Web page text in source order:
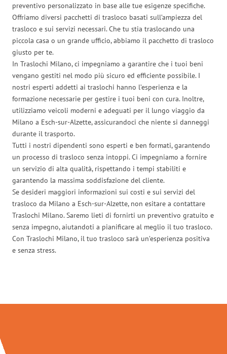
preventivo personalizzato in base alle tue esigenze specifiche.
Offriamo diversi pacchetti di trasloco basati sull’ampiezza del
trasloco e sui servizi necessari. Che tu stia traslocando una
piccola casa o un grande ufficio, abbiamo il pacchetto di trasloco
giusto per te.
In Traslochi Milano, ci impegniamo a garantire che i tuoi beni
vengano gestiti nel modo più sicuro ed efficiente possibile. I
nostri esperti addetti ai traslochi hanno l’esperienza e la
formazione necessarie per gestire i tuoi beni con cura. Inoltre,
utilizziamo veicoli moderni e adeguati per il lungo viaggio da
Milano a Esch-sur-Alzette, assicurandoci che niente si danneggi
durante il trasporto.
Tutti i nostri dipendenti sono esperti e ben formati, garantendo
un processo di trasloco senza intoppi. Ci impegniamo a fornire
un servizio di alta qualità, rispettando i tempi stabiliti e
garantendo la massima soddisfazione del cliente.
Se desideri maggiori informazioni sui costi e sui servizi del
trasloco da Milano a Esch-sur-Alzette, non esitare a contattare
Traslochi Milano. Saremo lieti di fornirti un preventivo gratuito e
senza impegno, aiutandoti a pianificare al meglio il tuo trasloco.
Con Traslochi Milano, il tuo trasloco sarà un’esperienza positiva
e senza stress.